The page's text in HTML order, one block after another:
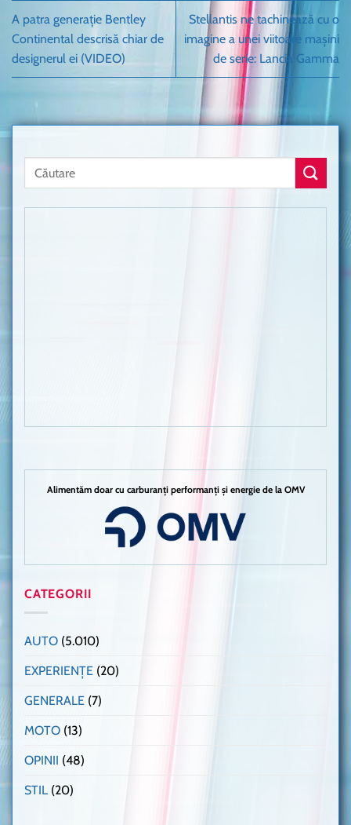
A patra generație Bentley
Continental descrisă chiar de
designerul ei (VIDEO)
Stellantis ne tachinează cu o
imagine a unei viitoare mașini
de serie: Lancia Gamma
Alimentăm doar cu carburanți performanți și energie de la OMV
CATEGORII
AUTO (5.010)
EXPERIENȚE (20)
GENERALE (7)
MOTO (13)
OPINII (48)
STIL (20)